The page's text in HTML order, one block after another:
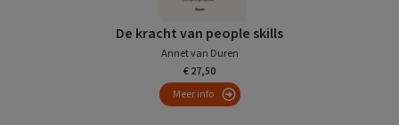
De kracht van people skills
Annet van Duren
€ 27,50
Meer info